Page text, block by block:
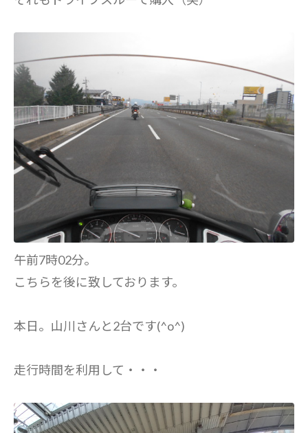
午前7時02分。
こちらを後に致しております。
本日。山川さんと2台です(^o^)
走行時間を利用して・・・